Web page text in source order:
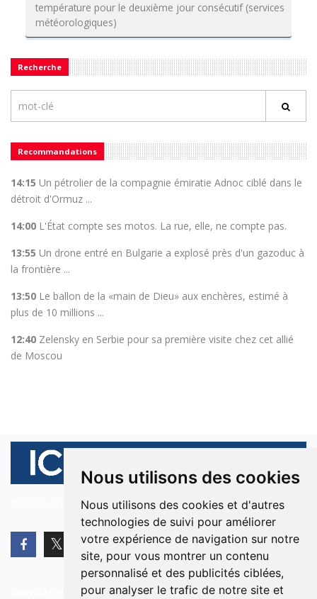
Nous utilisons des cookies
Nous utilisons des cookies et d'autres
technologies de suivi pour améliorer
votre expérience de navigation sur notre
site, pour vous montrer un contenu
personnalisé et des publicités ciblées,
pour analyser le trafic de notre site et
température pour le deuxième jour consécutif (services
météorologiques)
Recherche
Recommandations
14:15 Un pétrolier de la compagnie émiratie Adnoc ciblé dans le
détroit d'Ormuz ...
14:00 L'État compte ses motos. La rue, elle, ne compte pas.
13:55 Un drone entré en Bulgarie a explosé près d'un gazoduc à
la frontière ...
13:50 Le ballon de la «main de Dieu» aux enchères, estimé à
plus de 10 millions ...
12:40 Zelensky en Serbie pour sa première visite chez cet allié
de Moscou
© 2026 Ici Beyrouth. Tous les droits sont réservés.